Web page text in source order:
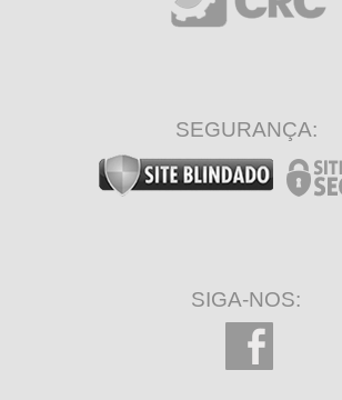
SEGURANÇA:
SIGA-NOS: